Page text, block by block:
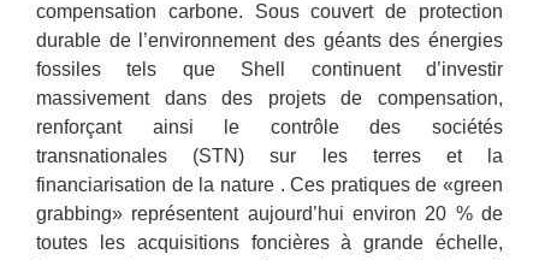
compensation carbone. Sous couvert de protection
durable de l’environnement des géants des énergies
fossiles tels que Shell continuent d’investir
massivement dans des projets de compensation,
renforçant ainsi le contrôle des sociétés
transnationales (STN) sur les terres et la
financiarisation de la nature . Ces pratiques de «green
grabbing» représentent aujourd’hui environ 20 % de
toutes les acquisitions foncières à grande échelle,